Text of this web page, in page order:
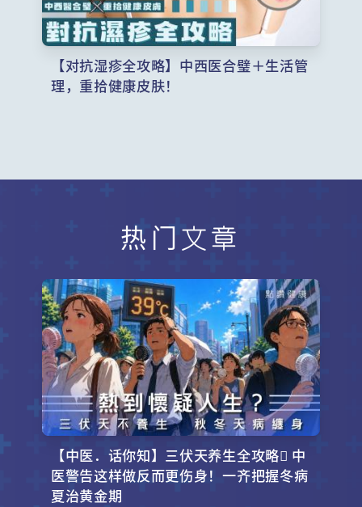
【对抗湿疹全攻略】中西医合璧＋生活管
理，重拾健康皮肤！
热门文章
【中医．话你知】三伏天养生全攻略 中
医警告这样做反而更伤身！一齐把握冬病
夏治黄金期